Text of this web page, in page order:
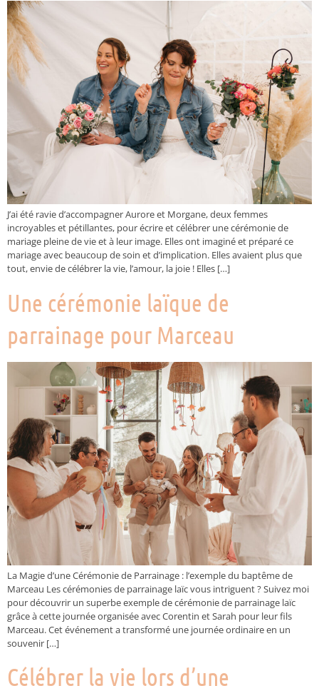
J’ai été ravie d’accompagner Aurore et Morgane, deux femmes
incroyables et pétillantes, pour écrire et célébrer une cérémonie de
mariage pleine de vie et à leur image. Elles ont imaginé et préparé ce
mariage avec beaucoup de soin et d’implication. Elles avaient plus que
tout, envie de célébrer la vie, l’amour, la joie ! Elles […]
Une cérémonie laïque de
parrainage pour Marceau
La Magie d’une Cérémonie de Parrainage : l’exemple du baptême de
Marceau Les cérémonies de parrainage laïc vous intriguent ? Suivez moi
pour découvrir un superbe exemple de cérémonie de parrainage laïc
grâce à cette journée organisée avec Corentin et Sarah pour leur fils
Marceau. Cet événement a transformé une journée ordinaire en un
souvenir […]
Célébrer la vie lors d’une